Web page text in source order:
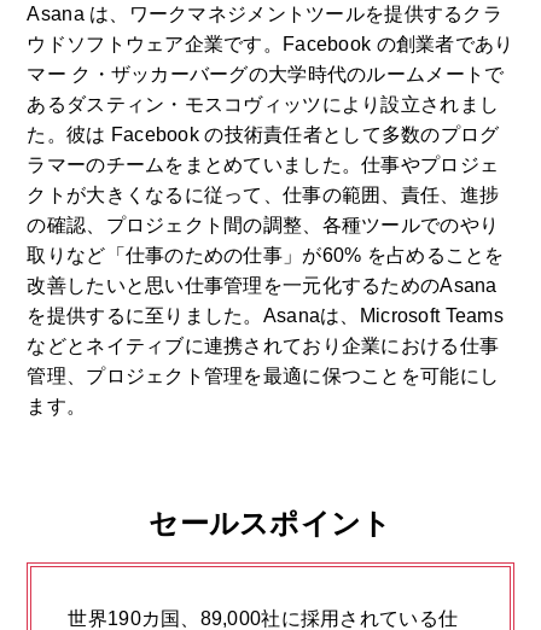
Asana は、ワークマネジメントツールを提供するクラ
ウドソフトウェア企業です。Facebook の創業者であり
マー ク・ザッカーバーグの大学時代のルームメートで
あるダスティン・モスコヴィッツにより設立されまし
た。彼は Facebook の技術責任者として多数のプログ
ラマーのチームをまとめていました。仕事やプロジェ
クトが大きくなるに従って、仕事の範囲、責任、進捗
の確認、プロジェクト間の調整、各種ツールでのやり
取りなど「仕事のための仕事」が60% を占めることを
改善したいと思い仕事管理を一元化するためのAsana
を提供するに至りました。Asanaは、Microsoft Teams
などとネイティブに連携されており企業における仕事
管理、プロジェクト管理を最適に保つことを可能にし
ます。
セールスポイント
世界190カ国、89,000社に採用されている仕